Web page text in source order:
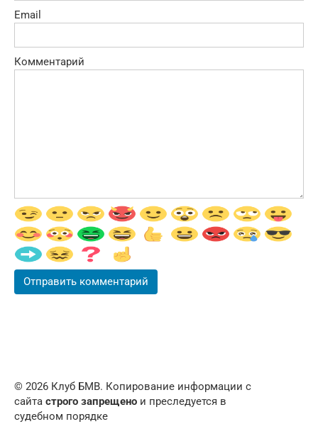
Email
Комментарий
© 2026 Клуб БМВ. Копирование информации с
сайта строго запрещено и преследуется в
судебном порядке